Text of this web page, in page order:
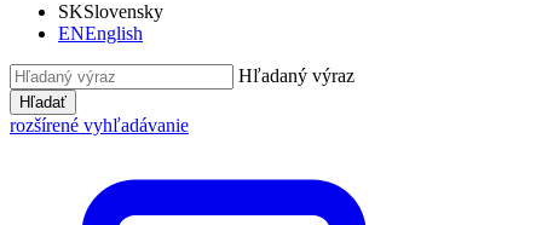
SKSlovensky
ENEnglish
Hľadaný výraz
Hľadať
rozšírené vyhľadávanie